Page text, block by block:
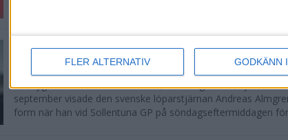
FLER ALTERNATIV GODKÄNN
Svenskt rekord när Almgren testade VM-
En dryg månad före friidrotts-VM, som avgörs i Tokyo den
september visade den svenske löparstjärnan Andreas
form när han vid Sollentuna GP på söndagseftermiddagen